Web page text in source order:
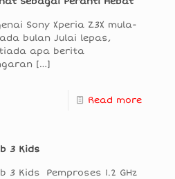
Sony Xperia Z3X mula-
bulan Julai lepas,
apa berita
[…]
Read more
3 Kids
3 Kids Pemproses 1.2 GHz